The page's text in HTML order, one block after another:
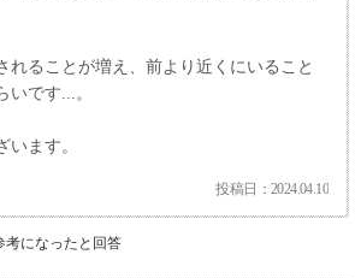
れることが増え、前より近くにいること
いです...。
います。
投稿日：2024.04.10
考になったと回答